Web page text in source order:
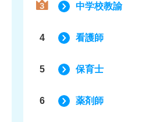
中学校教諭
4 看護師
5 保育士
6 薬剤師